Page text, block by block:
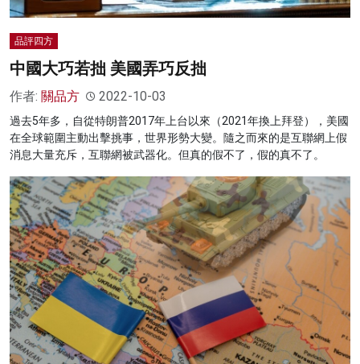
品評四方
中國大巧若拙 美國弄巧反拙
作者: 關品方 2022-10-03
過去5年多，自從特朗普2017年上台以來（2021年換上拜登），美國
在全球範圍主動出擊挑事，世界形勢大變。隨之而來的是互聯網上假
消息大量充斥，互聯網被武器化。但真的假不了，假的真不了。